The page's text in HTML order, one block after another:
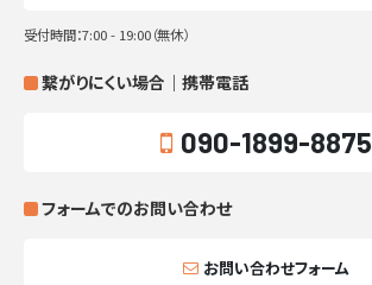
受付時間：7:00 - 19:00（無休）
繋がりにくい場合｜携帯電話
090-1899-8875
フォームでのお問い合わせ
お問い合わせフォーム